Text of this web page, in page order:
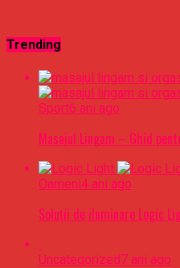
Trending
Sport6 ani ago
Masajul Lingam – Ghid
Oameni4 ani ago
Soluții de iluminare Logic
Uncategorized7 ani ago